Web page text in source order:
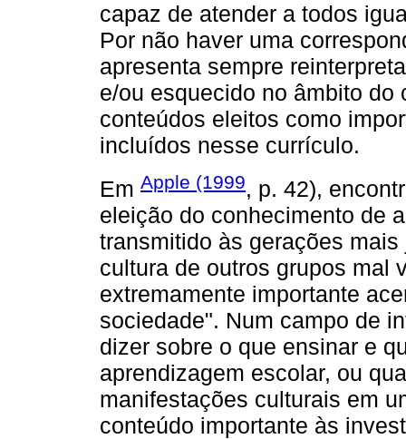
capaz de atender a todos
Por não haver uma
apresenta sempre
e/ou esquecido no âmbito
conteúdos eleitos como
incluídos nesse currículo.
Em Apple (1999, p. 42),
eleição do conhecimento de
transmitido às gerações
cultura de outros grupos mal
extremamente importante
sociedade". Num campo de
dizer sobre o que ensinar e
aprendizagem escolar, ou
manifestações culturais em
conteúdo importante às